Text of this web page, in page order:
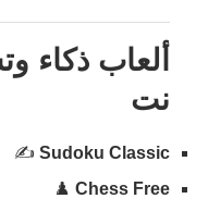
ألعاب ذكاء
نت
Sudoku Classic
✍️
Chess Free
♟️